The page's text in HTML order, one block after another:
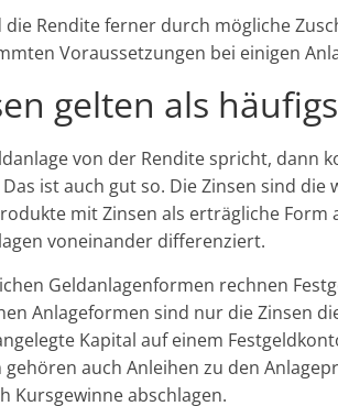
Rendite ferner durch mögliche
Voraussetzungen bei einigen
gelten als
von der Rendite spricht, dann
ist auch gut so. Die Zinsen sind
mit Zinsen als erträgliche
voneinander differenziert.
Geldanlagenformen rechnen
Anlageformen sind nur die Zinsen
Kapital auf einem
auch Anleihen zu den
Kursgewinne abschlagen.